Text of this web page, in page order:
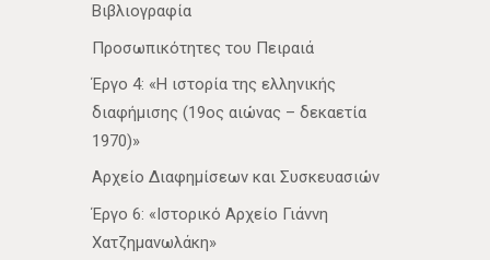
Βιβλιογραφία
Προσωπικότητες του Πειραιά
Έργο 4: «Η ιστορία της ελληνικής
διαφήμισης (19ος αιώνας – δεκαετία
1970)»
Αρχείο Διαφημίσεων και Συσκευασιών
Έργο 6: «Ιστορικό Αρχείο Γιάννη
Χατζημανωλάκη»